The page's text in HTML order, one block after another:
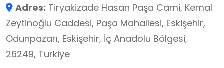
(yöneticisi) olarak tayin etmiştir. 19 yy.’a
tarihleyebileceğimiz caminin minaresi,
kitabesine göre 1783/1784M. yılında inşa
edilmiştir.
Adres: Tiryakizade Hasan Paşa Cami, Kemal
Zeytinoğlu Caddesi, Paşa Mahallesi, Eskişehir,
Odunpazarı, Eskişehir, İç Anadolu Bölgesi,
26249, Türkiye